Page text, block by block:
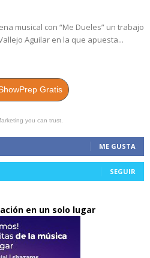
musical con “Me Dueles” un trabajo
Aguilar en la que apuesta...
Gratis
you can trust.
ME GUSTA
SEGUIR
en un solo lugar